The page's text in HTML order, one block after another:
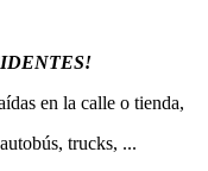
en la calle o tienda,
trucks, ...